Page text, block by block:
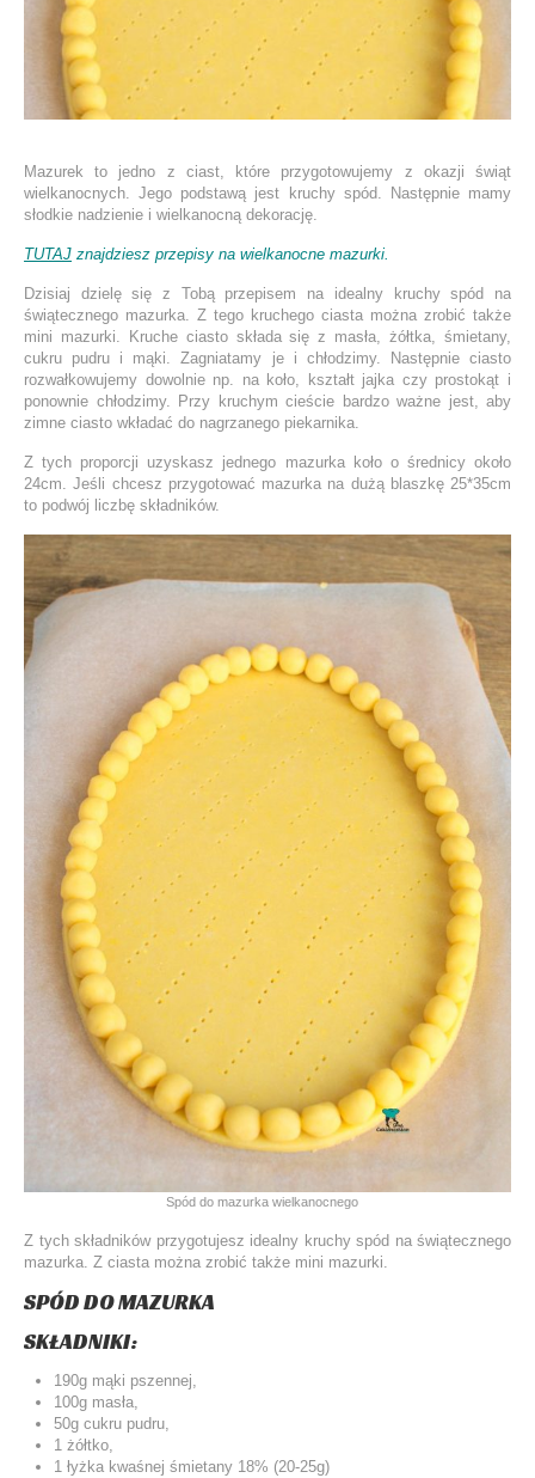
Mazurek to jedno z ciast, które przygotowujemy z okazji świąt
wielkanocnych. Jego podstawą jest kruchy spód. Następnie mamy
słodkie nadzienie i wielkanocną dekorację.
TUTAJ znajdziesz przepisy na wielkanocne mazurki.
Dzisiaj dzielę się z Tobą przepisem na idealny kruchy spód na
świątecznego mazurka. Z tego kruchego ciasta można zrobić także
mini mazurki. Kruche ciasto składa się z masła, żółtka, śmietany,
cukru pudru i mąki. Zagniatamy je i chłodzimy. Następnie ciasto
rozwałkowujemy dowolnie np. na koło, kształt jajka czy prostokąt i
ponownie chłodzimy. Przy kruchym cieście bardzo ważne jest, aby
zimne ciasto wkładać do nagrzanego piekarnika.
Z tych proporcji uzyskasz jednego mazurka koło o średnicy około
24cm. Jeśli chcesz przygotować mazurka na dużą blaszkę 25*35cm
to podwój liczbę składników.
Spód do mazurka wielkanocnego
Z tych składników przygotujesz idealny kruchy spód na świątecznego
mazurka. Z ciasta można zrobić także mini mazurki.
SPÓD DO MAZURKA
SKŁADNIKI:
190g mąki pszennej,
100g masła,
50g cukru pudru,
1 żółtko,
1 łyżka kwaśnej śmietany 18% (20-25g)